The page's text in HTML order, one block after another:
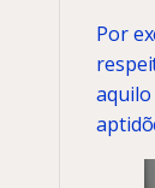
Por
aquilo